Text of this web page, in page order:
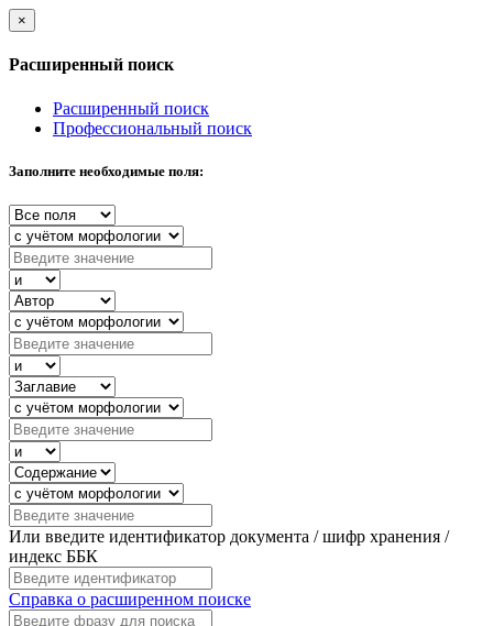
×
Расширенный поиск
Расширенный поиск
Профессиональный поиск
Заполните необходимые поля:
Или введите идентификатор документа / шифр хранения /
индекс ББК
Справка о расширенном поиске